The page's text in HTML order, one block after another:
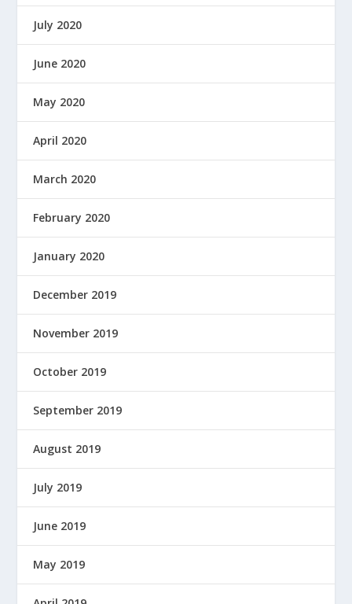
July 2020
June 2020
May 2020
April 2020
March 2020
February 2020
January 2020
December 2019
November 2019
October 2019
September 2019
August 2019
July 2019
June 2019
May 2019